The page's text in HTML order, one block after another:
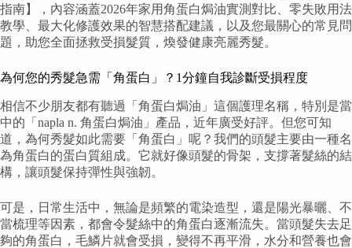
指南】，內容涵蓋2026年家用角蛋白焗油實測對比、零失敗用法
教學、最大化修護效果的智慧搭配建議，以及您最關心的常見問
題，助您全面拯救受損髮質，煥發健康亮麗秀髮。
為何您的秀髮急需「角蛋白」？1分鐘自我診斷受損程度
相信不少朋友都有聽過「角蛋白焗油」這個護理名稱，特別是當
中的「napla n. 角蛋白焗油」產品，近年廣受好評。但您可知
道，為何秀髮如此需要「角蛋白」呢？我們的頭髮主要由一種名
為角蛋白的蛋白質組成。它就好像頭髮的骨架，支撐著髮絲的結
構，讓頭髮保持彈性與強韌。
可是，日常生活中，無論是頻繁的電染造型，還是陽光暴曬、不
當梳理等因素，都會令髮絲中的角蛋白逐漸流失。當頭髮失去足
夠的角蛋白，毛鱗片就會受損，變得不再平滑，水分和營養也會